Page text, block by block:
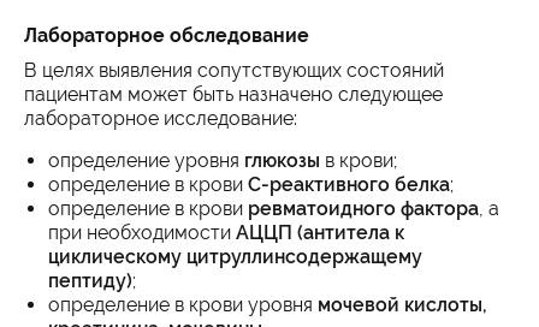
Лабораторное обследование
В целях выявления сопутствующих состояний
пациентам может быть назначено следующее
лабораторное исследование:
определение уровня глюкозы в крови;
определение в крови С-реактивного белка;
определение в крови ревматоидного фактора, а
при необходимости АЦЦП (антитела к
циклическому цитруллинсодержащему
пептиду);
определение в крови уровня мочевой кислоты,